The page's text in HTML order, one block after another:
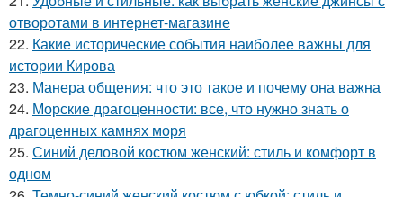
отворотами в интернет-магазине
22. Какие исторические события наиболее важны для
истории Кирова
23. Манера общения: что это такое и почему она важна
24. Морские драгоценности: все, что нужно знать о
драгоценных камнях моря
25. Синий деловой костюм женский: стиль и комфорт в
одном